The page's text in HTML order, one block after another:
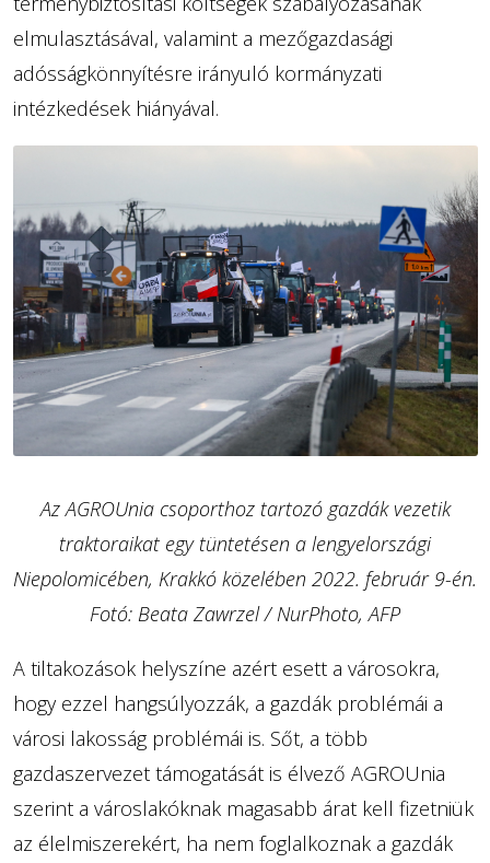
elmulasztásával, valamint a mezőgazdasági
adósságkönnyítésre irányuló kormányzati
intézkedések hiányával.
Az AGROUnia csoporthoz tartozó gazdák vezetik
traktoraikat egy tüntetésen a lengyelországi
Niepolomicében, Krakkó közelében 2022. február 9-én.
Fotó: Beata Zawrzel / NurPhoto, AFP
A tiltakozások helyszíne azért esett a városokra,
hogy ezzel hangsúlyozzák, a gazdák problémái a
városi lakosság problémái is. Sőt, a több
gazdaszervezet támogatását is élvező AGROUnia
szerint a városlakóknak magasabb árat kell fizetniük
az élelmiszerekért, ha nem foglalkoznak a gazdák